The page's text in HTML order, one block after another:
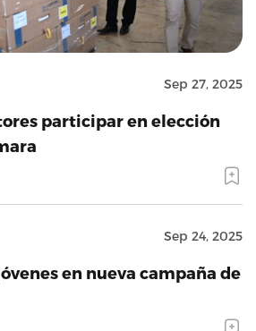
Sep 27, 2025
participar en elección
Sep 24, 2025
en nueva campaña de